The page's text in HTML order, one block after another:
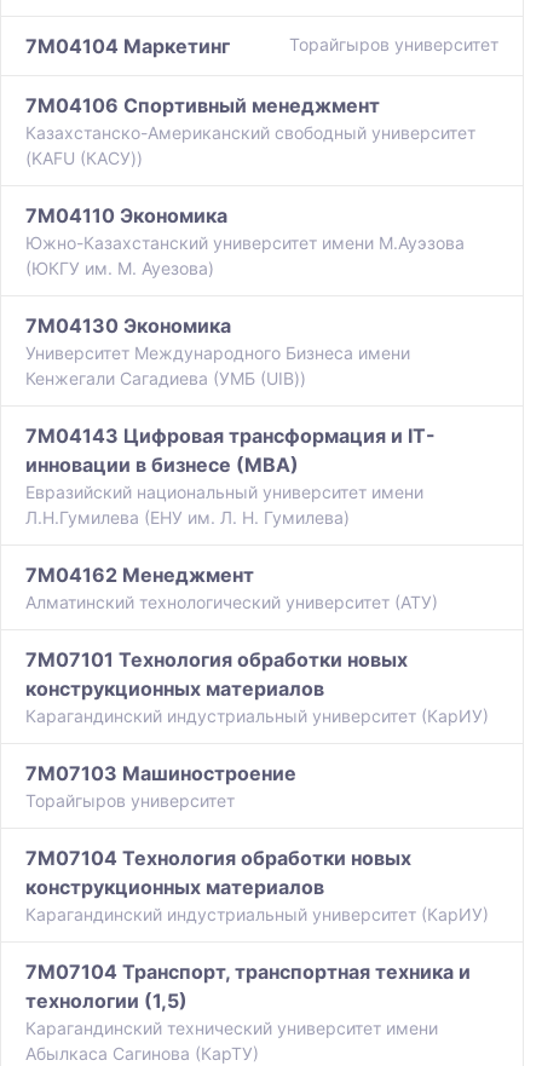
7M04104 Маркетинг Торайгыров университет
7M04106 Спортивный менеджмент
Казахстанско-Американский свободный университет
(KAFU (КАСУ))
7M04110 Экономика
Южно-Казахстанский университет имени М.Ауэзова
(ЮКГУ им. М. Ауезова)
7M04130 Экономика
Университет Международного Бизнеса имени
Кенжегали Сагадиева (УМБ (UIB))
7M04143 Цифровая трансформация и IT-
инновации в бизнесе (МВА)
Евразийский национальный университет имени
Л.Н.Гумилева (ЕНУ им. Л. Н. Гумилева)
7M04162 Менеджмент
Алматинский технологический университет (АТУ)
7M07101 Технология обработки новых
конструкционных материалов
Карагандинский индустриальный университет (КарИУ)
7M07103 Машиностроение
Торайгыров университет
7M07104 Технология обработки новых
конструкционных материалов
Карагандинский индустриальный университет (КарИУ)
7M07104 Транспорт, транспортная техника и
технологии (1,5)
Карагандинский технический университет имени
Абылкаса Сагинова (КарТУ)